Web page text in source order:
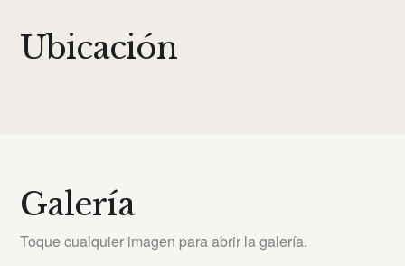
Ubicación
Galería
Toque cualquier imagen para abrir la galería.